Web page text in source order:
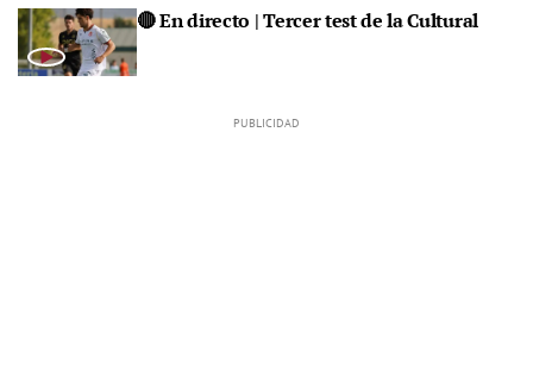
🔴 En directo | Tercer test de la Cultural